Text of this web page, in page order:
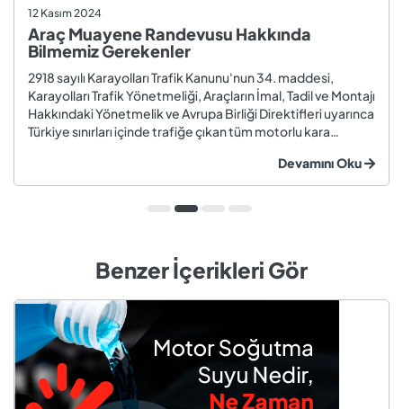
12 Kasım 2024
Araç Muayene Randevusu Hakkında
Bilmemiz Gerekenler
2918 sayılı Karayolları Trafik Kanunu'nun 34. maddesi,
Karayolları Trafik Yönetmeliği, Araçların İmal, Tadil ve Montajı
Hakkındaki Yönetmelik ve Avrupa Birliği Direktifleri uyarınca
Türkiye sınırları içinde trafiğe çıkan tüm motorlu kara
zorundadır. Araç muayenesi; otomobil, motosiklet,
kamyon, kamyo...
Devamını Oku
Benzer İçerikleri Gör